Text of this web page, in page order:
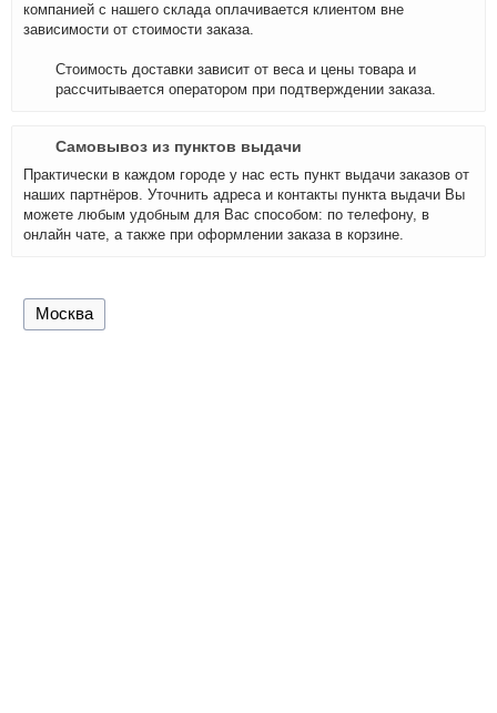
компанией с нашего склада оплачивается клиентом вне
зависимости от стоимости заказа.
Стоимость доставки зависит от веса и цены товара и
рассчитывается оператором при подтверждении заказа.
Самовывоз из пунктов выдачи
Практически в каждом городе у нас есть пункт выдачи заказов от
наших партнёров. Уточнить адреса и контакты пункта выдачи Вы
можете любым удобным для Вас способом: по телефону, в
онлайн чате, а также при оформлении заказа в корзине.
Москва